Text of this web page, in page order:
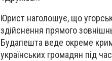
Юрист наголошує, що
здійснення прямого
Будапешта веде окреме
українських громадян під